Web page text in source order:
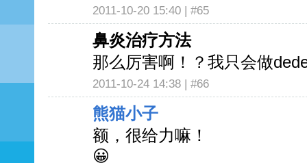
2011-10-20 15:40 | #65
鼻炎治疗方法
那么厉害啊！？我只会做
2011-10-24 14:38 | #66
熊猫小子
额，很给力嘛！
😀